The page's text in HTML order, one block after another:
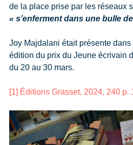
de la place prise par les réseaux
« s’enferment dans une bulle
Joy Majdalani était présente
édition du prix du Jeune écrivain
du 20 au 30 mars.
[1] Éditions Grasset, 2024, 240 p.